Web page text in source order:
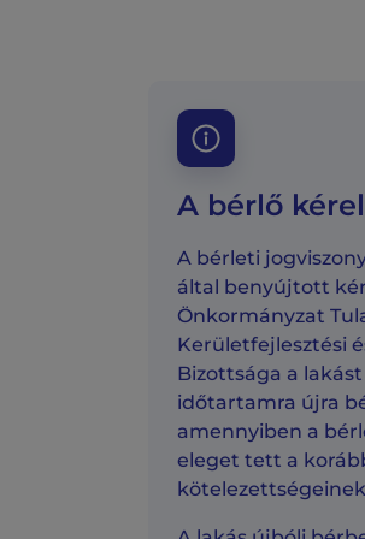
A bérlő
A bérleti
által benyújtott
Önkormányzat
Kerületfejlesztési
Bizottsága a
időtartamra újra
amennyiben a
eleget tett a